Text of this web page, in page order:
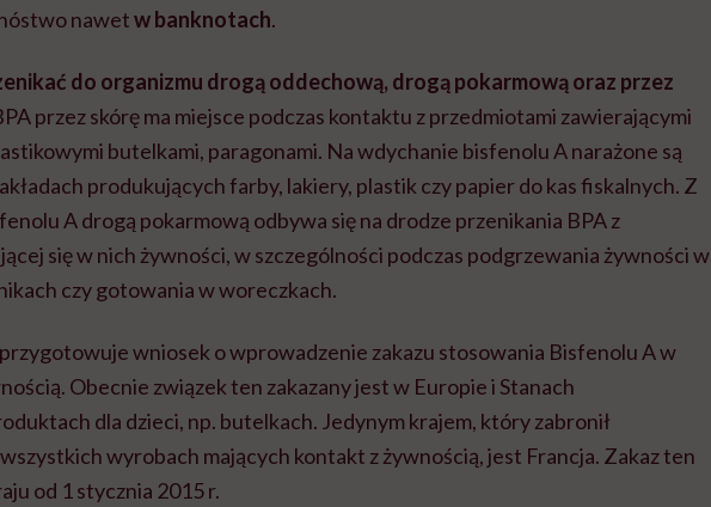
nawetw banknotach.
do organizmu drogą oddechową, drogą pokarmową oraz przez
przez skórę ma miejsce podczas kontaktu z przedmiotami zawierającymi
butelkami, paragonami. Na wdychanie bisfenolu A narażone są
produkujących farby, lakiery, plastik czy papier do kas fiskalnych. Z
A drogą pokarmową odbywa się na drodze przenikania BPA z
się w nich żywności, w szczególności podczas podgrzewania żywności w
czy gotowania w woreczkach.
wniosek o wprowadzenie zakazu stosowania Bisfenolu A w
Obecnie związek ten zakazany jest w Europie i Stanach
dla dzieci, np. butelkach. Jedynym krajem, który zabronił
wyrobach mających kontakt z żywnością, jest Francja. Zakaz ten
od 1 stycznia 2015 r.